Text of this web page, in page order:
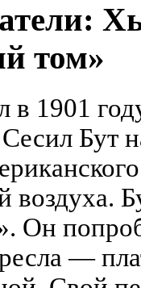
том»
1901
Бут
воздуха.
Он
—